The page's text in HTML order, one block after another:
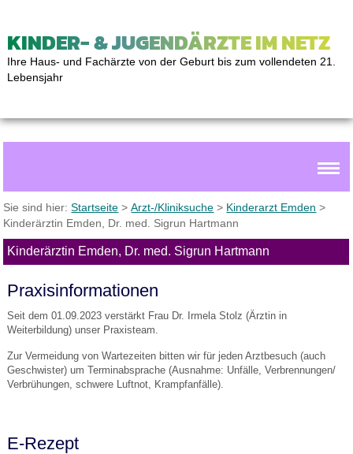
KINDER- & JUGENDÄRZTE IM NETZ
Ihre Haus- und Fachärzte von der Geburt bis zum vollendeten 21.
Lebensjahr
Sie sind hier:Startseite >Arzt-/Kliniksuche > Kinderarzt Emden >
Kinderärztin Emden, Dr. med. Sigrun Hartmann
Kinderärztin Emden, Dr. med. Sigrun Hartmann
Praxisinformationen
Seit dem 01.09.2023 verstärkt Frau Dr. Irmela Stolz (Ärztin in
Weiterbildung) unser Praxisteam.
Zur Vermeidung von Wartezeiten bitten wir für jeden Arztbesuch (auch
Geschwister) um Terminabsprache (Ausnahme: Unfälle, Verbrennungen/
Verbrühungen, schwere Luftnot, Krampfanfälle).
E-Rezept